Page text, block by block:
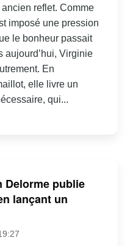
reflet. Comme
imposé une pression
le bonheur passait
aujourd’hui, Virginie
En
elle livre un
qui...
Delorme publie
lançant un